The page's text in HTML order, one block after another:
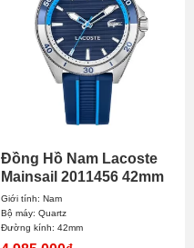
Đồng Hồ Nam Lacoste
Mainsail 2011456 42mm
Giới tính: Nam
Bộ máy: Quartz
Đường kính: 42mm